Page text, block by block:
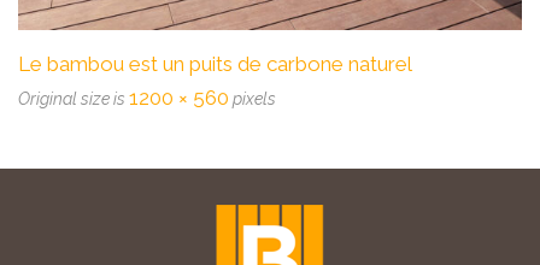
Le bambou est un puits de carbone naturel
Original size is 1200 × 560 pixels